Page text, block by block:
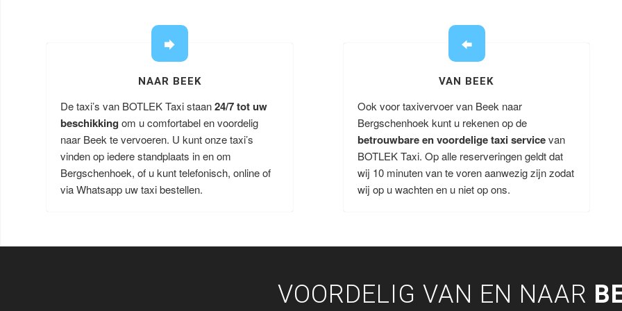
NAAR BEEK
De taxi’s van BOTLEK Taxi staan24/7 tot uw
beschikking om u comfortabel en voordelig
naar Beek te vervoeren. U kunt onze taxi’s
vinden op iedere standplaats in en om
Bergschenhoek, of u kunt telefonisch, online of
via Whatsapp uw taxi bestellen.
VAN BEEK
Ook voor taxivervoer van Beek naar
Bergschenhoek kunt u rekenen op de
betrouwbare en voordelige taxi servicevan
BOTLEK Taxi. Op alle reserveringen geldt dat
wij 10 minuten van te voren aanwezig zijn zodat
wij op u wachten en u niet op ons.
VOORDELIG VAN EN NAAR